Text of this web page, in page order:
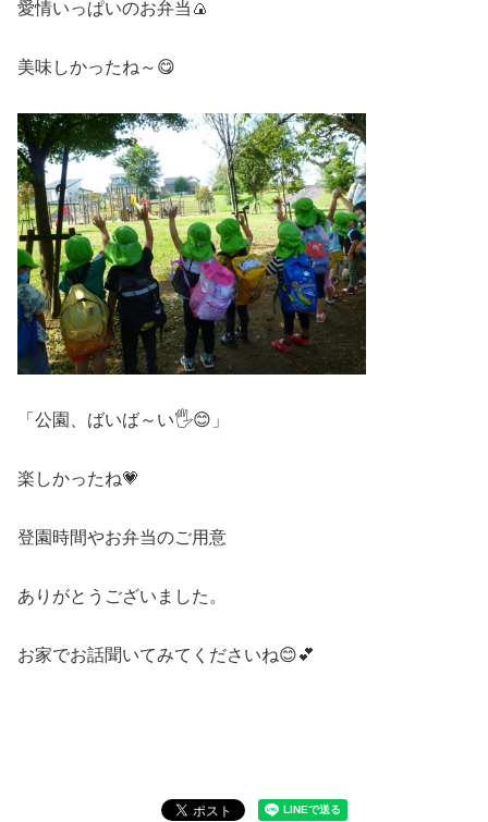
愛情いっぱいのお弁当🍙
美味しかったね～😋
「公園、ばいば～い🖐😊」
楽しかったね💗
登園時間やお弁当のご用意
ありがとうございました。
お家でお話聞いてみてくださいね😊💕